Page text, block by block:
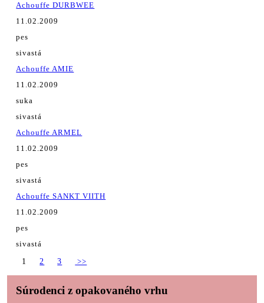
Achouffe DURBWEE
11.02.2009
pes
sivastá
Achouffe AMIE
11.02.2009
suka
sivastá
Achouffe ARMEL
11.02.2009
pes
sivastá
Achouffe SANKT VIITH
11.02.2009
pes
sivastá
1
2 3 >>
Súrodenci z opakovaného vrhu